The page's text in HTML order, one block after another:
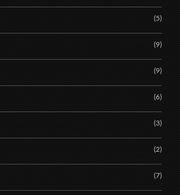
(5)
(9)
(9)
(6)
(3)
(2)
(7)